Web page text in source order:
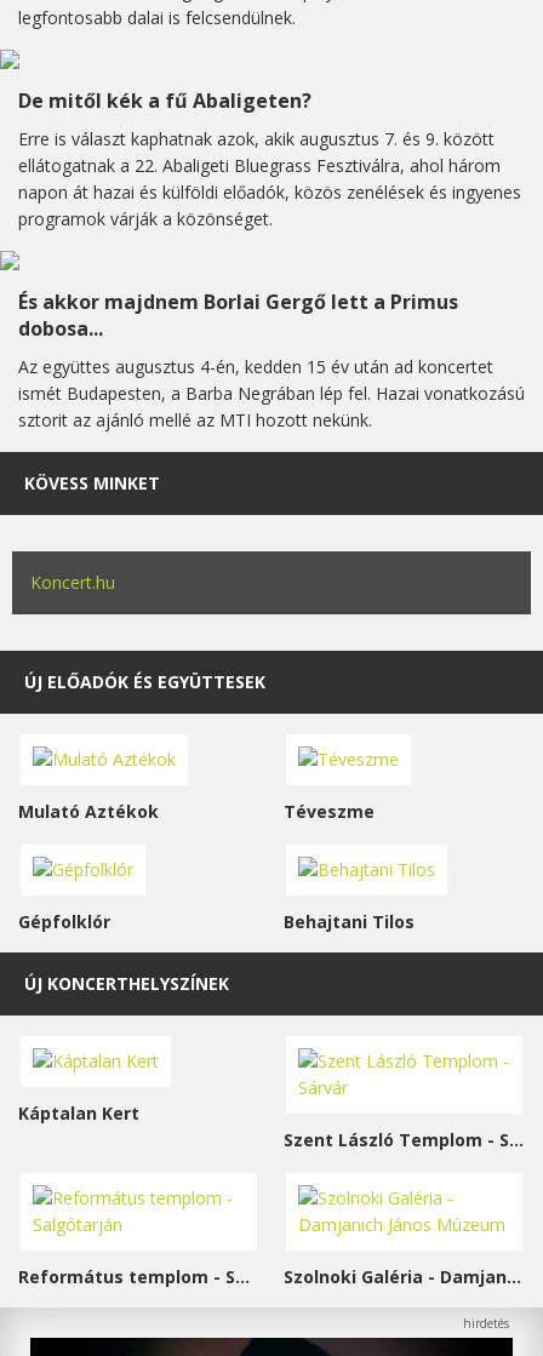
legfontosabb dalai is felcsendülnek.
De mitől kék a fű Abaligeten?
Erre is választ kaphatnak azok, akik augusztus 7. és 9. között
ellátogatnak a 22. Abaligeti Bluegrass Fesztiválra, ahol három
napon át hazai és külföldi előadók, közös zenélések és ingyenes
programok várják a közönséget.
És akkor majdnem Borlai Gergő lett a Primus
dobosa...
Az együttes augusztus 4-én, kedden 15 év után ad koncertet
ismét Budapesten, a Barba Negrában lép fel. Hazai vonatkozású
sztorit az ajánló mellé az MTI hozott nekünk.
KÖVESS MINKET
Koncert.hu
ÚJ ELŐADÓK ÉS EGYÜTTESEK
Mulató Aztékok Téveszme
Gépfolklór Behajtani Tilos
ÚJ KONCERTHELYSZÍNEK
Káptalan Kert
Szent László Templom - Sárvár
Református templom - Salgótarján Szolnoki Galéria - Damjanich János Múzeum